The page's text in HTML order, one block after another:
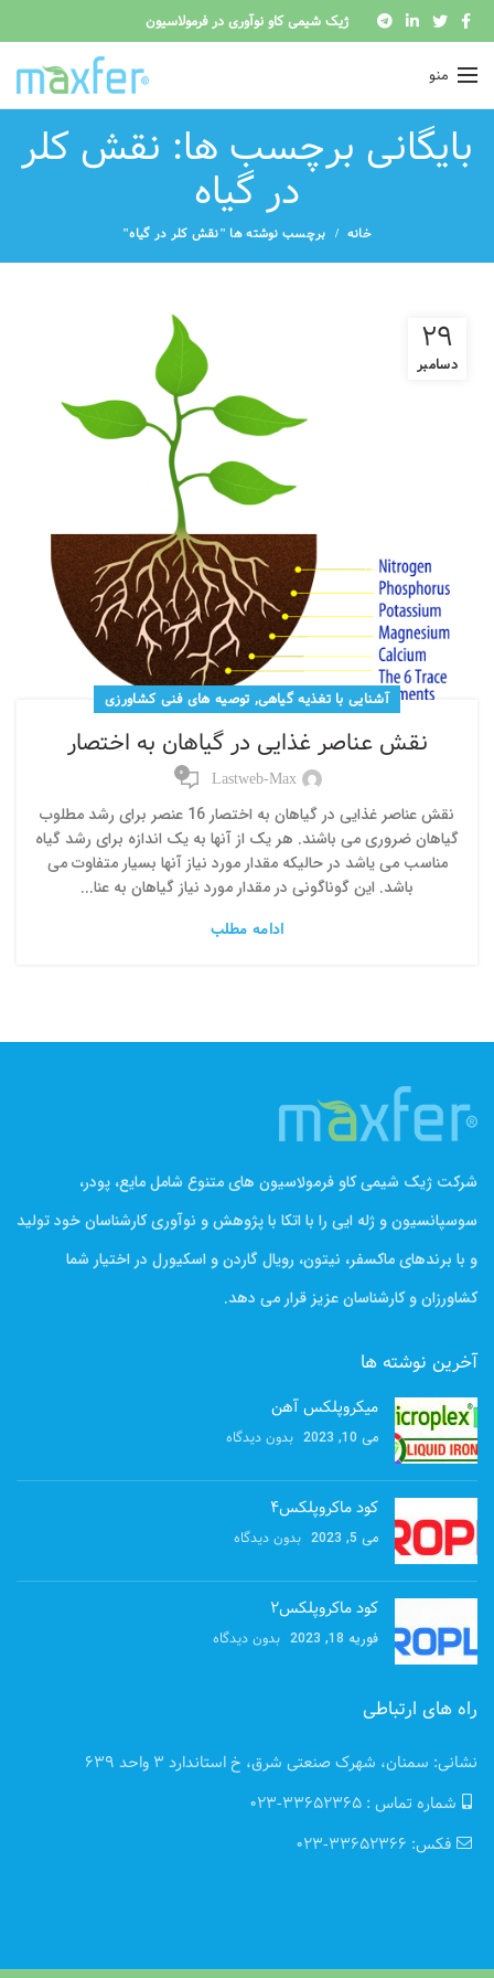
ژیک شیمی کاو نوآوری در فرمولاسیون
منو
بایگانی برچسب ها: نقش کلر
در گیاه
خانه برچسب نوشته ها "نقش کلر در گیاه"
29
دسامبر
آشنایی با تغذیه گیاهی, توصیه های فنی کشاورزی
نقش عناصر غذایی در گیاهان به اختصار
Lastweb-Max
0
نقش عناصر غذایی در گیاهان به اختصار 16 عنصر برای رشد مطلوب
گیاهان ضروری می باشند. هر یک از آنها به یک اندازه برای رشد گیاه
مناسب می یاشد در حالیکه مقدار مورد نیاز آنها بسیار متفاوت می
باشد. این گوناگونی در مقدار مورد نیاز گیاهان به عنا...
ادامه مطلب
شرکت ژیک شیمی کاو فرمولاسیون های متنوع شامل مایع، پودر،
سوسپانسیون و ژله ایی را با اتکا با پژوهش و نوآوری کارشناسان خود تولید
و با برندهای ماکسفر، نیتون، رویال گاردن و اسکیورل در اختیار شما
کشاورزان و کارشناسان عزیز قرار می دهد.
آخرین نوشته ها
میکروپلکس آهن
می 10, 2023 بدون دیدگاه
کود ماکروپلکس۴
می 5, 2023 بدون دیدگاه
کود ماکروپلکس2
فوریه 18, 2023 بدون دیدگاه
راه های ارتباطی
نشانی: سمنان، شهرک صنعتی شرق، خ استاندارد 3 واحد 639
شماره تماس : 33652365-023
فکس: 33652366-023